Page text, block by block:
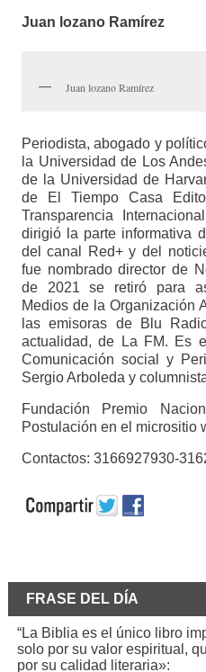
Juan lozano Ramírez
Juan lozano Ramírez
Periodista, abogado y
la Universidad de Los
de la Universidad de
de El Tiempo Casa
Transparencia
dirigió la parte informativa
del canal Red+ y del
fue nombrado director de
de 2021 se retiró para
Medios de la Organización
las emisoras de Blu
actualidad, de La FM. Es
Comunicación social y
Sergio Arboleda y
Fundación Premio
Postulación en el micrositio
Contactos: 3166927930-
FRASE DEL DÍA
“La Biblia es el único libro
solo por su valor espiritual,
por su calidad literaria»: